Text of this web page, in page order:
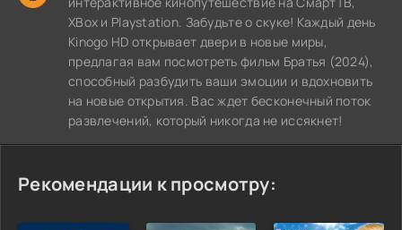
XBox и Playstation. Забудьте о скуке! Каждый день
Kinogo HD открывает двери в новые миры,
предлагая вам посмотреть фильм Братья (2024),
способный разбудить ваши эмоции и вдохновить
на новые открытия. Вас ждет бесконечный поток
развлечений, который никогда не иссякнет!
Рекомендации к просмотру: